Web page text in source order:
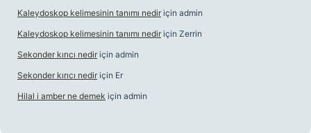
Kaleydoskop kelimesinin tanımı nedir için admin
Kaleydoskop kelimesinin tanımı nedir için Zerrin
Sekonder kırıcı nedir için admin
Sekonder kırıcı nedir için Er
Hilal i amber ne demek için admin